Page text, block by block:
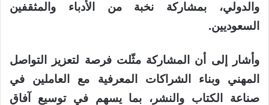
والدولي، بمشاركة نخبة من الأدباء والمثقفين
السعوديين.
وأشار إلى أن المشاركة مثّلت فرصة لتعزيز التواصل
المهني وبناء الشراكات المعرفية مع العاملين في
صناعة الكتاب والنشر، بما يسهم في توسيع آفاق